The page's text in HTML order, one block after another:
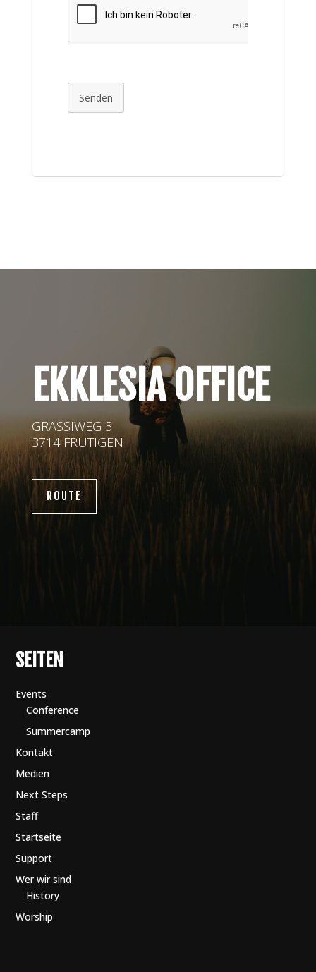
Senden
EKKLESIA OFFICE
GRASSIWEG 3
3714 FRUTIGEN
ROUTE
SEITEN
Events
Conference
Summercamp
Kontakt
Medien
Next Steps
Staff
Startseite
Support
Wer wir sind
History
Worship